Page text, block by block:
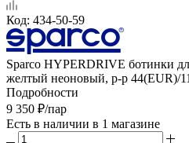
Код: 434-50-59
Sparco HYPERDRIVE ботинки
желтый неоновый, р-р 44(EUR)/
Подробности
9 350 ₽/пар
Есть в наличии в 1 магазине